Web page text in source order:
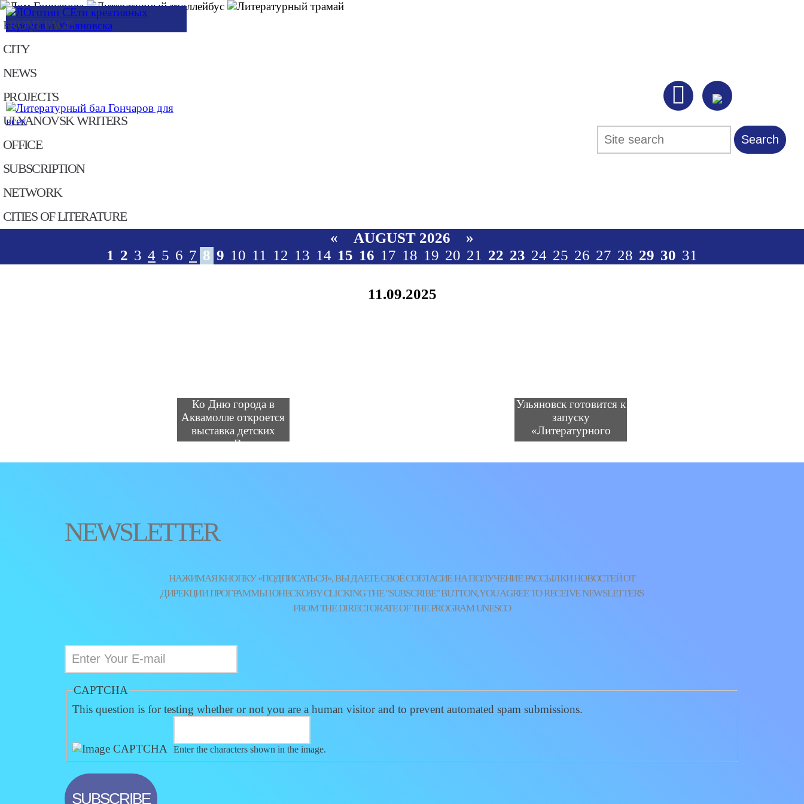
Skip to main content

Search form
Search
FRONT PAGE
CITY
NEWS
PROJECTS
ULYANOVSK WRITERS
OFFICE
SUBSСRIPTION
NETWORK
CITIES OF LITERATURE
AUGUST 2026
«
»
1 2 3 4 5 6 7 8 9 10 11 12 13 14 15 16 17 18 19 20 21 22 23 24 25 26 27 28 29 30 31
11.09.2025
Ко Дню города в
Аквамолле откроется
выставка детских
рисунков «Все краски
Ульяновск готовится к
запуску
«Литературного
трамвая»
NEWSLETTER
НАЖИМАЯ КНОПКУ «ПОДПИСАТЬСЯ», ВЫ ДАЕТЕ СВОЁ СОГЛАСИЕ НА ПОЛУЧЕНИЕ РАССЫЛКИ НОВОСТЕЙ ОТ
ДИРЕКЦИИ ПРОГРАММЫ ЮНЕСКО/BY CLICKING THE "SUBSCRIBE" BUTTON, YOU AGREE TO RECEIVE NEWSLETTERS
FROM THE DIRECTORATE OF THE PROGRAM UNESCO
CAPTCHA
This question is for testing whether or not you are a human visitor and to prevent automated spam submissions.
Enter the characters shown in the image.